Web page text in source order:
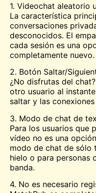
1. Videochat aleatorio
La característica
conversaciones
desconocidos. El
cada sesión es una
completamente nuevo.
2. Botón Saltar/
¿No disfrutas del
otro usuario al
saltar y las
3. Modo de chat de
Para los usuarios que
vídeo no es una
modo de chat de sólo
hielo o para personas
banda.
4. No es necesario